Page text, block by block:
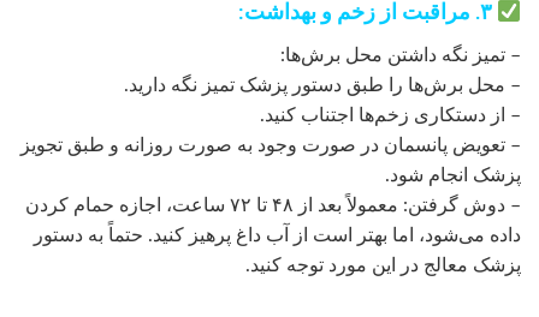
۳. مراقبت از زخم و بهداشت:
– تمیز نگه داشتن محل برش‌ها:
– محل برش‌ها را طبق دستور پزشک تمیز نگه دارید.
– از دستکاری زخم‌ها اجتناب کنید.
– تعویض پانسمان در صورت وجود به صورت روزانه و طبق تجویز
پزشک انجام شود.
– دوش گرفتن: معمولاً بعد از ۴۸ تا ۷۲ ساعت، اجازه حمام کردن
داده می‌شود، اما بهتر است از آب داغ پرهیز کنید. حتماً به دستور
پزشک معالج در این مورد توجه کنید.